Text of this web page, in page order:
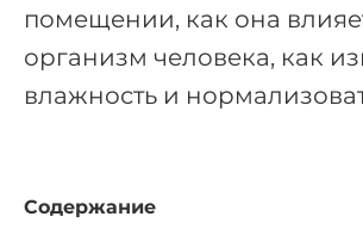
помещении, как она
организм человека, как
влажность и
Содержание